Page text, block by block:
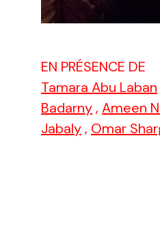
EN PRÉSENCE DE
Tamara Abu Laban
Badarny, Ameen
Jabaly, Omar